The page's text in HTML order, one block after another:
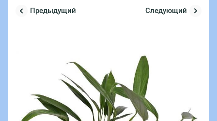
Предыдущий Следующий